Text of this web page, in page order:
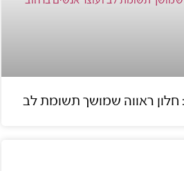
חלון ראווה שמושך תשומת לב